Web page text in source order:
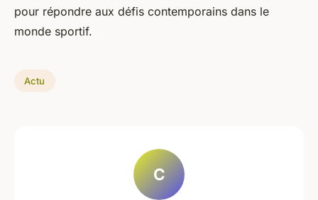
pour répondre aux défis contemporains dans le
monde sportif.
Actu
C